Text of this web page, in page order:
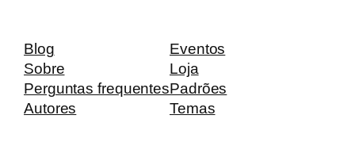
Blog
Sobre
Perguntas frequentes
Autores
Eventos
Loja
Padrões
Temas